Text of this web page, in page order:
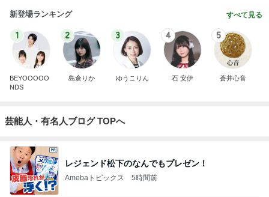
新登場ランキング すべて見る
1
BEYOOOOO
NDS
2
島倉りか
3
ゆうこりん
4
石 安伊
5
蒼井心音
芸能人・有名人ブログ TOPへ
レジェンド松下のなんでもプレゼン！
Amebaトピックス 5時間前